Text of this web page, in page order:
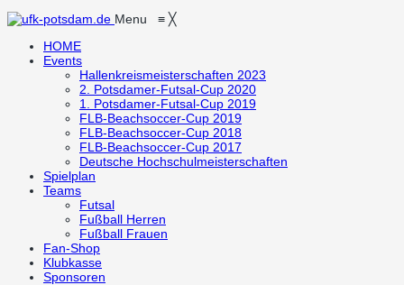
Menu ≡ ╳
HOME
Events
Hallenkreismeisterschaften 2023
2. Potsdamer-Futsal-Cup 2020
1. Potsdamer-Futsal-Cup 2019
FLB-Beachsoccer-Cup 2019
FLB-Beachsoccer-Cup 2018
FLB-Beachsoccer-Cup 2017
Deutsche Hochschulmeisterschaften
Spielplan
Teams
Futsal
Fußball Herren
Fußball Frauen
Fan-Shop
Klubkasse
Sponsoren